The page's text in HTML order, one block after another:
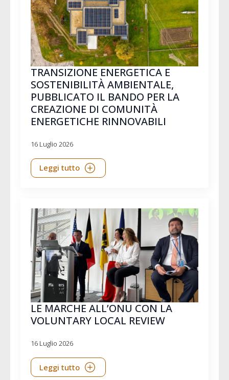
TRANSIZIONE ENERGETICA E
SOSTENIBILITÀ AMBIENTALE,
PUBBLICATO IL BANDO PER LA
CREAZIONE DI COMUNITÀ
ENERGETICHE RINNOVABILI
16 Luglio 2026
Leggi tutto
LE MARCHE ALL’ONU CON LA
VOLUNTARY LOCAL REVIEW
16 Luglio 2026
Leggi tutto